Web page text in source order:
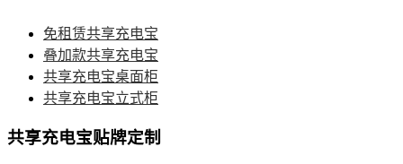
免租赁共享充电宝
叠加款共享充电宝
共享充电宝桌面柜
共享充电宝立式柜
共享充电宝贴牌定制